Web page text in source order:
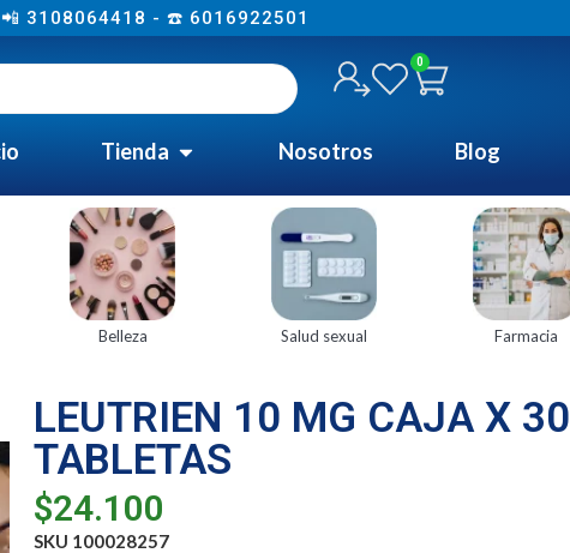
3108064418 - ☎️ 6016922501
0
Tienda Nosotros Blog
Belleza Salud sexual Farmacia
LEUTRIEN 10 MG CAJA X 30
TABLETAS
$24.100
SKU 100028257